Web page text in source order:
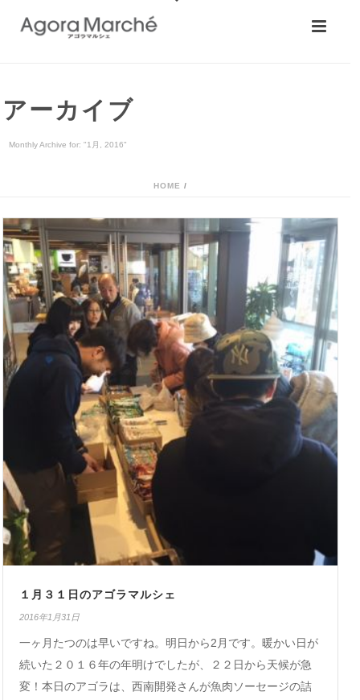
アーカイブ
Monthly Archive for: "1月, 2016"
HOME /
１月３１日のアゴラマルシェ
2016年1月31日
一ヶ月たつのは早いですね。明日から2月です。暖かい日が
続いた２０１６年の年明けでしたが、２２日から天候が急
変！本日のアゴラは、西南開発さんが魚肉ソーセージの詰